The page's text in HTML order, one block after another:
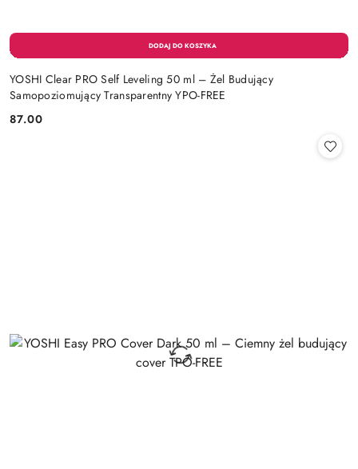
YOSHI Clear PRO Self Leveling 50 ml – Żel Budujący
Samopoziomujący Transparentny YPO-FREE
Cena:
87.00